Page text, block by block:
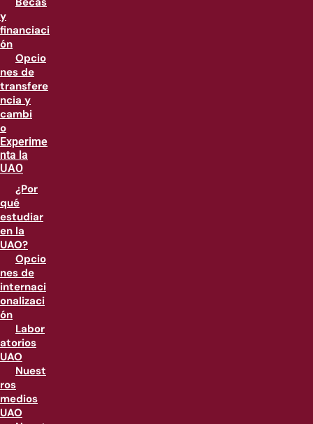
y
financiaci
ón
Opcio
nes de
transfere
ncia y
cambi
o
Experime
nta la
UAO
¿Por
qué
estudiar
en la
UAO?
Opcio
nes de
internaci
onalizaci
ón
Labor
atorios
UAO
Nuest
ros
medios
UAO